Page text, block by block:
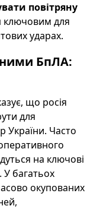
повітряну
ключовим для
ударах.
БпЛА:
що росія
для
України. Часто
на ключові
У багатьох
окупованих